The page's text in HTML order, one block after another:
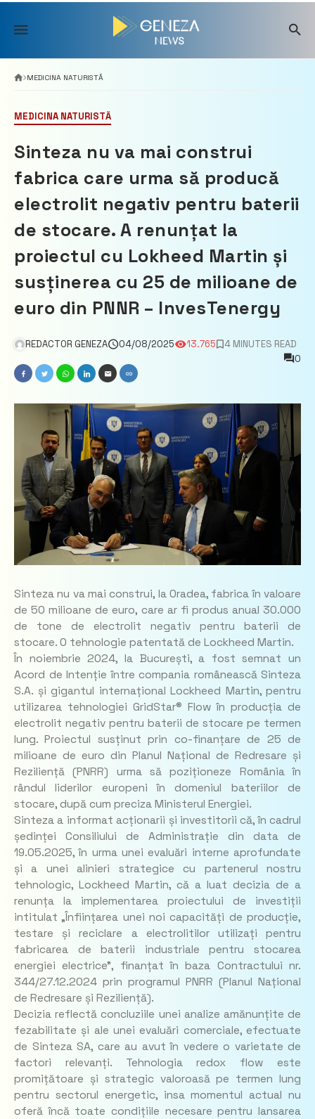
Skip
content
MEDICINA NATURISTĂ
MEDICINA NATURISTĂ
Sinteza nu va mai construi
fabrica care urma să producă
electrolit negativ pentru baterii
de stocare. A renunțat la
proiectul cu Lokheed Martin și
susținerea cu 25 de milioane de
euro din PNNR – InvesTenergy
REDACTOR GENEZA 04/08/2025 13.765
4 MINUTES READ
0
Sinteza nu va mai construi, la Oradea, fabrica în valoare
de 50 milioane de euro, care ar fi produs anual 30.000
de tone de electrolit negativ pentru baterii de
stocare. O tehnologie patentată de Lockheed Martin.
În noiembrie 2024, la București, a fost semnat un
Acord de Intenție între compania românească Sinteza
S.A. și gigantul internațional Lockheed Martin, pentru
utilizarea tehnologiei GridStar® Flow în producția de
electrolit negativ pentru baterii de stocare pe termen
lung. Proiectul susținut prin co-finanțare de 25 de
milioane de euro din Planul Național de Redresare și
Reziliență (PNRR) urma să poziționeze România în
rândul liderilor europeni în domeniul bateriilor de
stocare, după cum preciza Ministerul Energiei.
Sinteza a informat acționarii și investitorii că, în cadrul
ședinței Consiliului de Administrație din data de
19.05.2025, în urma unei evaluări interne aprofundate
și a unei alinieri strategice cu partenerul nostru
tehnologic, Lockheed Martin, că a luat decizia de a
renunța la implementarea proiectului de investiții
intitulat „Înființarea unei noi capacități de producție,
testare și reciclare a electrolitilor utilizați pentru
fabricarea de baterii industriale pentru stocarea
energiei electrice”, finanțat în baza Contractului nr.
344/27.12.2024 prin programul PNRR (Planul Național
de Redresare și Reziliență).
Decizia reflectă concluziile unei analize amănunțite de
fezabilitate și ale unei evaluări comerciale, efectuate
de Sinteza SA, care au avut în vedere o varietate de
factori relevanți. Tehnologia redox flow este
promițătoare și strategic valoroasă pe termen lung
pentru sectorul energetic, insa momentul actual nu
oferă încă toate condițiile necesare pentru lansarea